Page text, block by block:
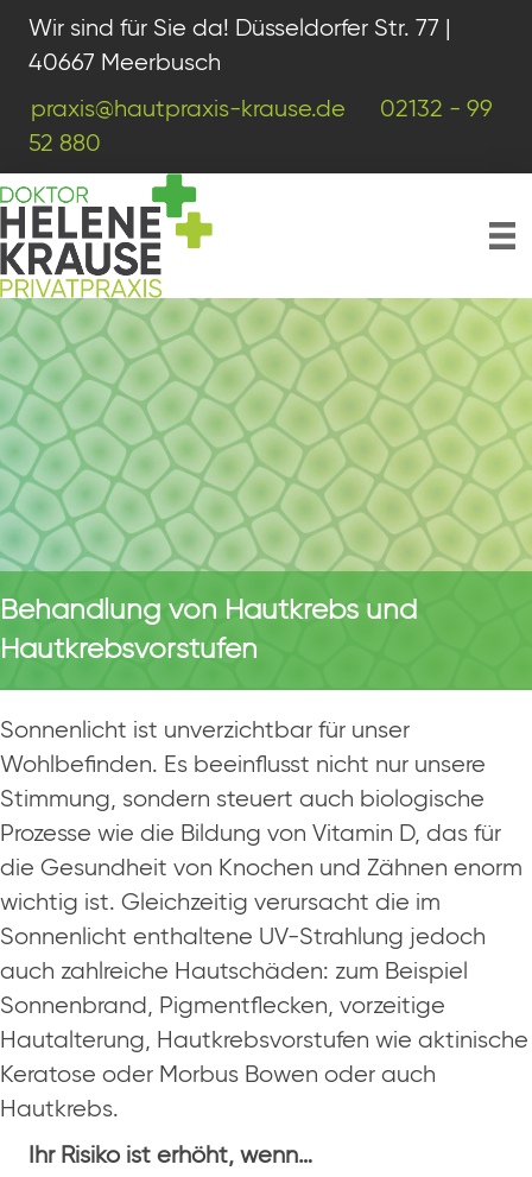
Wir sind für Sie da! Düsseldorfer Str. 77 |
40667 Meerbusch
praxis@hautpraxis-krause.de
02132 - 99
52 880
Behandlung von Hautkrebs und
Hautkrebsvorstufen
Sonnenlicht ist unverzichtbar für unser
Wohlbefinden. Es beeinflusst nicht nur unsere
Stimmung, sondern steuert auch biologische
Prozesse wie die Bildung von Vitamin D, das für
die Gesundheit von Knochen und Zähnen enorm
wichtig ist. Gleichzeitig verursacht die im
Sonnenlicht enthaltene UV-Strahlung jedoch
auch zahlreiche Hautschäden: zum Beispiel
Sonnenbrand, Pigmentflecken, vorzeitige
Hautalterung, Hautkrebsvorstufen wie aktinische
Keratose oder Morbus Bowen oder auch
Hautkrebs.
Ihr Risiko ist erhöht, wenn…